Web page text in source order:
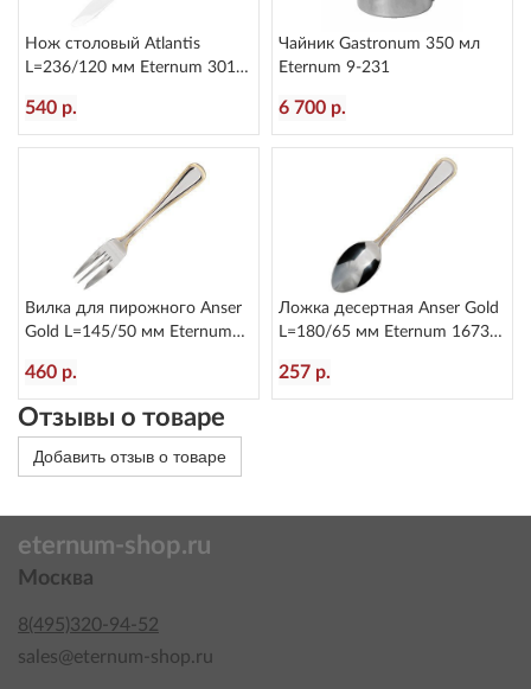
Нож столовый Atlantis
L=236/120 мм Eternum 3010-
540 р.
Чайник Gastronum 350 мл
Eternum 9-231
6 700 р.
Вилка для пирожного Anser
Gold L=145/50 мм Eternum
460 р.
Ложка десертная Anser Gold
L=180/65 мм Eternum 1673-
257 р.
Отзывы о товаре
Добавить отзыв о товаре
eternum-shop.ru
Москва
8(495)320-94-52
sales@eternum-shop.ru